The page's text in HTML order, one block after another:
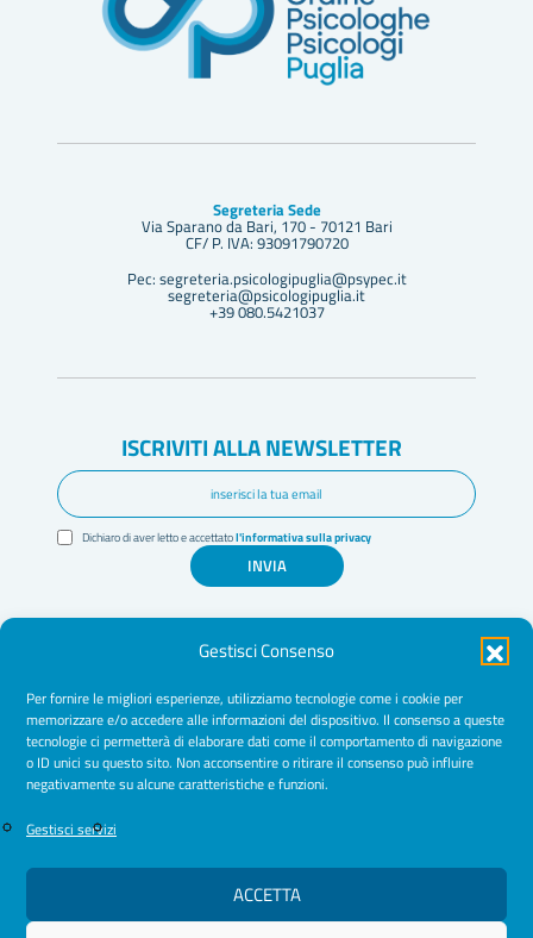
Gestisci Consenso
Per fornire le migliori esperienze, utilizziamo tecnologie come i cookie per
memorizzare e/o accedere alle informazioni del dispositivo. Il consenso a queste
tecnologie ci permetterà di elaborare dati come il comportamento di navigazione
o ID unici su questo sito. Non acconsentire o ritirare il consenso può influire
negativamente su alcune caratteristiche e funzioni.
Gestisci servizi
ACCETTA
Segreteria Sede
Via Sparano da Bari, 170 - 70121 Bari
CF/ P. IVA: 93091790720
Pec: segreteria.psicologipuglia@psypec.it
segreteria@psicologipuglia.it
+39 080.5421037
ISCRIVITI ALLA NEWSLETTER
Dichiaro di aver letto e accettatol'informativa sulla privacy
INVIA
Amministrazione Trasparente
Normative
Cookie Policy
Privacy Policy